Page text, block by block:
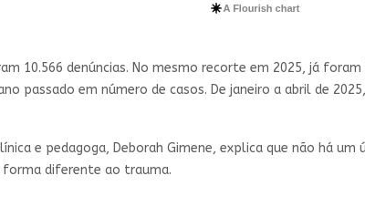
10.566 denúncias. No mesmo recorte em 2025, já
passado em número de casos. De janeiro a abril de
e pedagoga, Deborah Gimene, explica que não há
forma diferente ao trauma.